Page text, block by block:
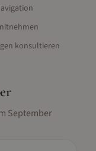
konsultieren
September